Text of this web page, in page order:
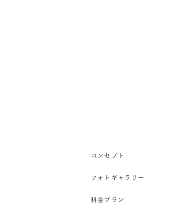
コンセプト
フォトギャラリー
料金プラン